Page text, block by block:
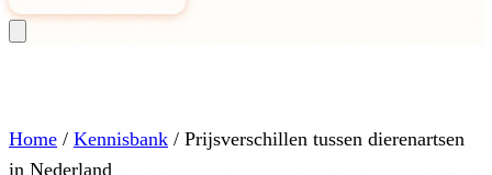
Home / Kennisbank / Prijsverschillen tussen dierenartsen
in Nederland